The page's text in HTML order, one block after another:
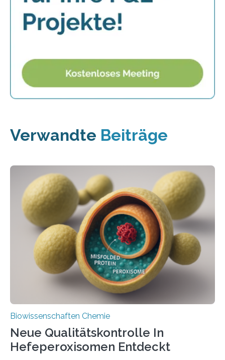
Verwandte Beiträge
Biowissenschaften Chemie
Neue Qualitätskontrolle In
Hefeperoxisomen Entdeckt